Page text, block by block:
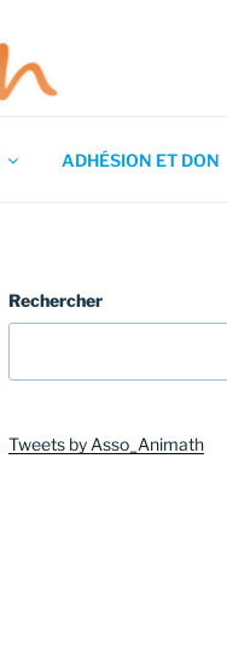
ADHÉSION ET DON
Rechercher
Tweets by Asso_Animath